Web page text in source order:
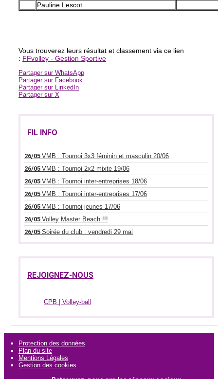
Pauline Lescot
Vous trouverez leurs résultat et classement via ce lien
: FFvolley - Gestion Sportive
Partager sur WhatsApp
Partager sur Facebook
Partager sur LinkedIn
Partager sur X
FIL INFO
26/05 VMB : Tournoi 3x3 féminin et masculin 20/06
26/05 VMB : Tournoi 2x2 mixte 19/06
26/05 VMB : Tournoi inter-entreprises 18/06
26/05 VMB : Tournoi inter-entreprises 17/06
26/05 VMB : Tournoi jeunes 17/06
26/05 Volley Master Beach !!!
26/05 Soirée du club : vendredi 29 mai
REJOIGNEZ-NOUS
CPB | Volley-ball
Protection des données
Plan du site
Mentions Légales
Gestion des cookies